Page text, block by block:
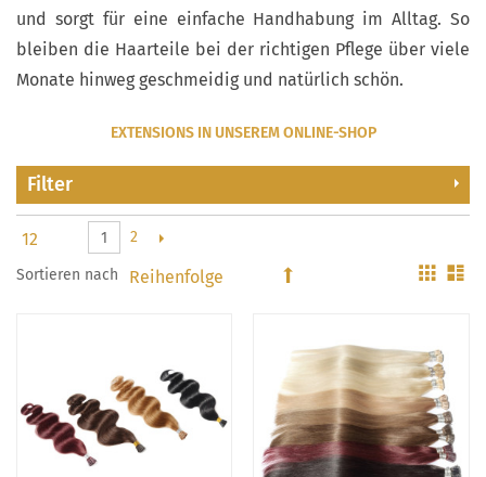
und sorgt für eine einfache Handhabung im Alltag. So
bleiben die Haarteile bei der richtigen Pflege über viele
Monate hinweg geschmeidig und natürlich schön.
EXTENSIONS IN UNSEREM ONLINE-SHOP
Filter
1 2
Sortieren nach
Gitter